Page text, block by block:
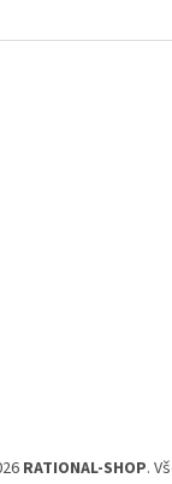
RATIONAL-SHOP.